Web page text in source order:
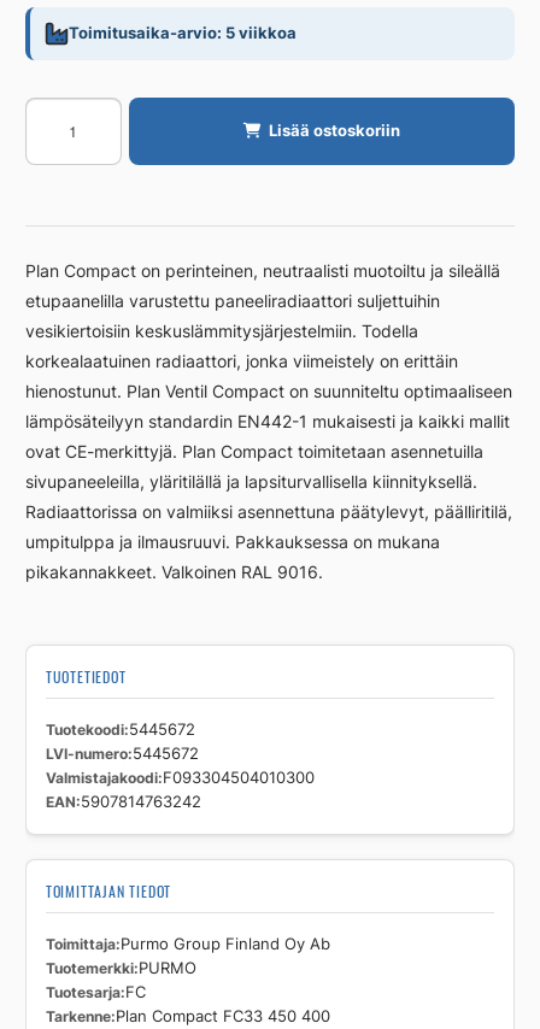
Toimitusaika-arvio: 5 viikkoa
Radiaattori
PURMO
FC
Compact
450
400
määrä
Lisää ostoskoriin
Plan Compact on perinteinen, neutraalisti muotoiltu ja sileällä
etupaanelilla varustettu paneeliradiaattori suljettuihin
vesikiertoisiin keskuslämmitysjärjestelmiin. Todella
korkealaatuinen radiaattori, jonka viimeistely on erittäin
hienostunut. Plan Ventil Compact on suunniteltu optimaaliseen
lämpösäteilyyn standardin EN442-1 mukaisesti ja kaikki mallit
ovat CE-merkittyjä. Plan Compact toimitetaan asennetuilla
sivupaneeleilla, yläritilällä ja lapsiturvallisella kiinnityksellä.
Radiaattorissa on valmiiksi asennettuna päätylevyt, päälliritilä,
umpitulppa ja ilmausruuvi. Pakkauksessa on mukana
pikakannakkeet. Valkoinen RAL 9016.
TUOTETIEDOT
Tuotekoodi 5445672
LVI-numero 5445672
Valmistajakoodi F093304504010300
EAN 5907814763242
TOIMITTAJAN TIEDOT
Toimittaja Purmo Group Finland Oy Ab
Tuotemerkki PURMO
Tuotesarja FC
Tarkenne Plan Compact FC33 450 400